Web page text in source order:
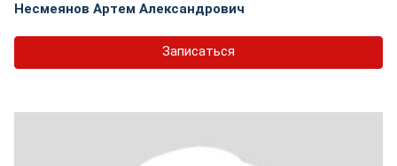
Несмеянов Артем Александрович
Записаться